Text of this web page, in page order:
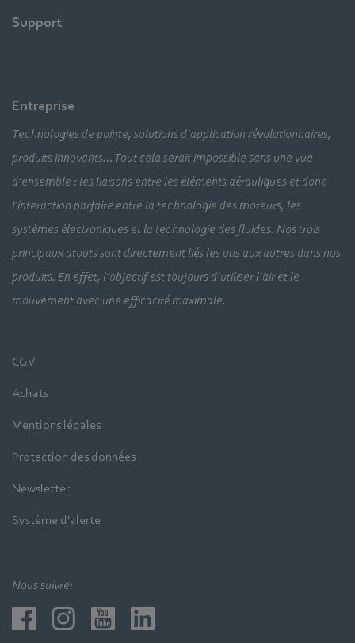
Support
Entreprise
Technologies de pointe, solutions d’application révolutionnaires,
produits innovants… Tout cela serait impossible sans une vue
d’ensemble : les liaisons entre les éléments aérauliques et donc
l'interaction parfaite entre la technologie des moteurs, les
systèmes électroniques et la technologie des fluides. Nos trois
principaux atouts sont directement liés les uns aux autres dans nos
produits. En effet, l’objectif est toujours d’utiliser l’air et le
mouvement avec une efficacité maximale.
CGV
Achats
Mentions légales
Protection des données
Newsletter
Système d'alerte
Nous suivre: